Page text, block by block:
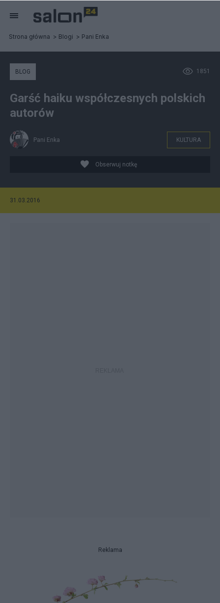
Strona główna Blogi Pani Enka
1851
BLOG
Garść haiku współczesnych polskich
autorów
Pani Enka KULTURA
Obserwuj notkę
31.03.2016
Reklama